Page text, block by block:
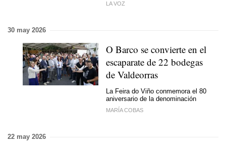
LA VOZ
30 may 2026
O Barco se convierte en el
escaparate de 22 bodegas
de Valdeorras
La Feira do Viño conmemora el 80
aniversario de la denominación
MARÍA COBAS
22 may 2026